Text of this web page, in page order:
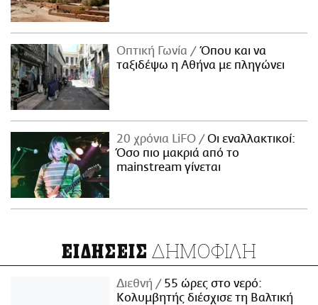
Οπτική Γωνία
Όπου και να
ταξιδέψω η Αθήνα με πληγώνει
20 χρόνια LiFO
Οι εναλλακτικοί:
Όσο πιο μακριά από το
mainstream γίνεται
ΕΙΔΗΣΕΙΣ ΔΗΜΟΦΙΛΗ
Διεθνή
55 ώρες στο νερό:
Κολυμβητής διέσχισε τη Βαλτική